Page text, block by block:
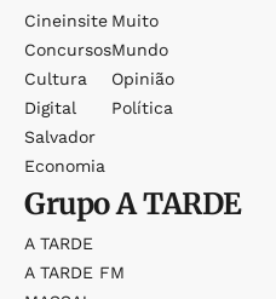
Cineinsite
Concursos
Cultura
Digital
Salvador
Economia
Muito
Mundo
Opinião
Política
GrupoA TARDE
A TARDE
A TARDE FM